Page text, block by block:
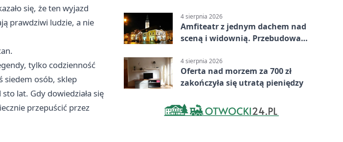
się, że ten wyjazd
prawdziwi ludzie, a nie
tylko codzienność
siedem osób, sklep
lat. Gdy dowiedziała się
przepuścić przez
4 sierpnia 2026
Amfiteatr z jednym dachem nad
sceną i widownią. Przebudowa
4 sierpnia 2026
Oferta nad morzem za 700 zł
zakończyła się utratą pieniędzy